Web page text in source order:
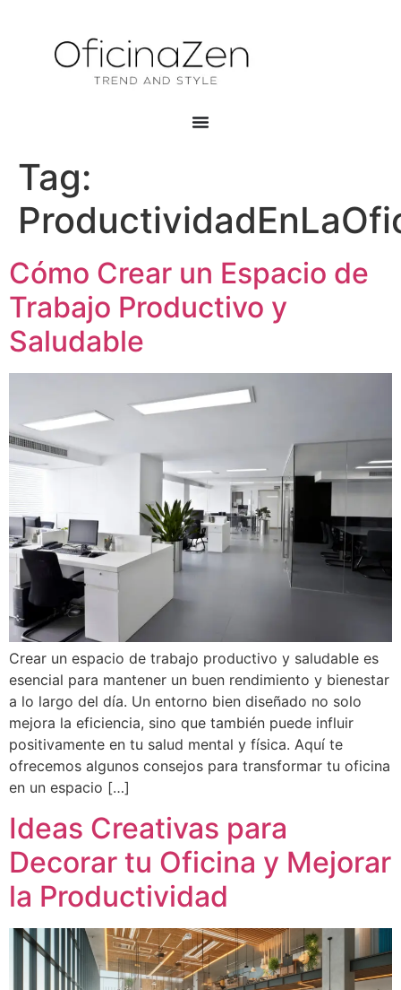
Tag:
Cómo Crear un Espacio de
Trabajo Productivo y
Saludable
Crear un espacio de trabajo productivo y saludable es
esencial para mantener un buen rendimiento y bienestar
a lo largo del día. Un entorno bien diseñado no solo
mejora la eficiencia, sino que también puede influir
positivamente en tu salud mental y física. Aquí te
ofrecemos algunos consejos para transformar tu oficina
en un espacio […]
Ideas Creativas para
Decorar tu Oficina y Mejorar
la Productividad